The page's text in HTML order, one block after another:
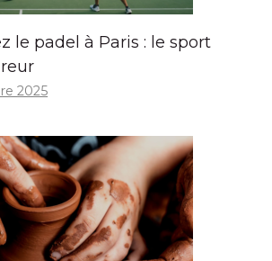
le padel à Paris : le sport
2025